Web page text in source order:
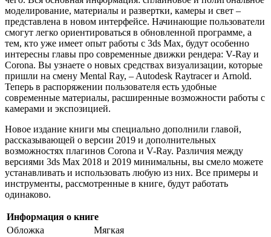
моделирование, материалы и развертки, камеры и свет –
представлена в новом интерфейсе. Начинающие пользователи
смогут легко ориентироваться в обновленной программе, а
тем, кто уже имеет опыт работы с 3ds Max, будут особенно
интересны главы про современные движки рендера: V-Ray и
Corona. Вы узнаете о новых средствах визуализации, которые
пришли на смену Mental Ray, – Autodesk Raytracer и Arnold.
Теперь в распоряжении пользователя есть удобные
современные материалы, расширенные возможности работы с
камерами и экспозицией.
Новое издание книги мы специально дополнили главой,
рассказывающей о версии 2019 и дополнительных
возможностях плагинов Corona и V-Ray. Различия между
версиями 3ds Max 2018 и 2019 минимальны, вы смело можете
устанавливать и использовать любую из них. Все примеры и
инструменты, рассмотренные в книге, будут работать
одинаково.
Информация о книге
Обложка
Мягкая